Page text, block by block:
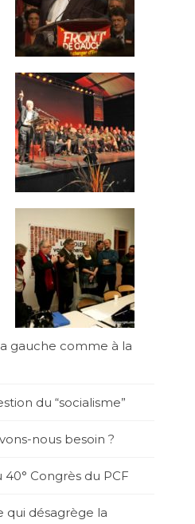
gauche comme à la
du “socialisme”
nous besoin ?
Congrès du PCF
qui désagrège la